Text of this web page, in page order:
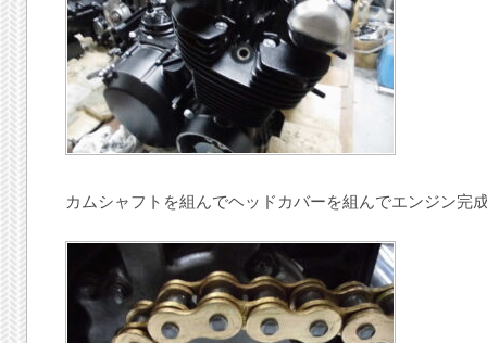
カムシャフトを組んでヘッドカバーを組んでエンジン完